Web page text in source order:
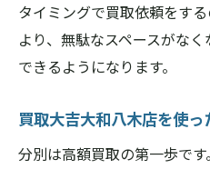
買取大吉大和八木
目指す方法
環境に配慮した買
リサイクル活動へ
木店の魅力
タイミングで買取依頼をす
より、無駄なスペースがな
できるようになります。
買取大吉大和八木店を使
分別は高額買取の第一歩で